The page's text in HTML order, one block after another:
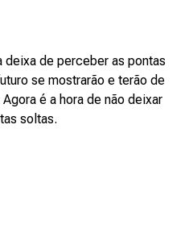
deixa de perceber as pontas
se mostrarão e terão de
é a hora de não deixar
soltas.